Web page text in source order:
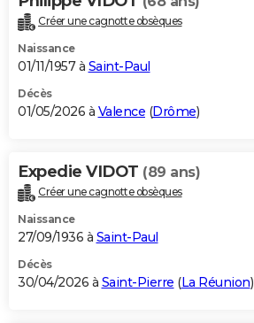
VOYAGE
Destinations
City break
Voyage nature
Voyage de noces
Forum
Climat
+PHOTO
GUIDES D'ACHAT
BONS PLANS
Carte de Noël
Carte Bonne année
Carte Saint-Valentin
Carte Pâques
Carte d'anniversaire
DICTIONNAIRE
Dictionnaire
Biographies
Citations
Expressions
Proverbes
PROGRAMME TV
S'inscrire
Se connecter
Lycées
Collèges
Primaires
Universités
Entreprises
Service militaire
Avis de recherche
AVIS DE DÉCÈS
Créer une cagnotte obsèques
Naissance
01/11/1957 à Saint-Paul
Décès
01/05/2026 à Valence (Drôme)
Expedie VIDOT (89 ans)
Créer une cagnotte obsèques
Naissance
27/09/1936 à Saint-Paul
Décès
30/04/2026 à Saint-Pierre (La Réunion)